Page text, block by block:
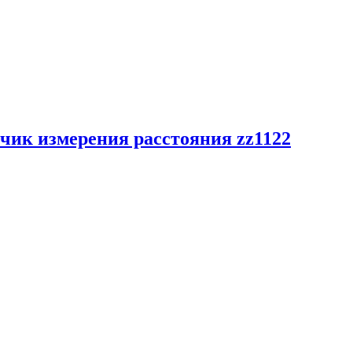
измерения расстояния zz1122